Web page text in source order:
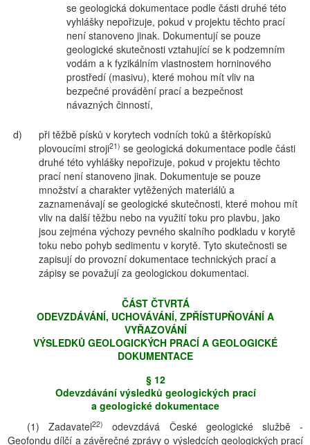
se geologická dokumentace podle části druhé této
vyhlášky nepořizuje, pokud v projektu těchto prací
není stanoveno jinak. Dokumentují se pouze
geologické skutečnosti vztahující se k podzemním
vodám a k fyzikálním vlastnostem horninového
prostředí (masivu), které mohou mít vliv na
bezpečné provádění prací a bezpečnost
návazných činností,
d)
při těžbě písků v korytech vodních toků a štěrkopísků
plovoucími stroji21) se geologická dokumentace podle části
druhé této vyhlášky nepořizuje, pokud v projektu těchto
prací není stanoveno jinak. Dokumentuje se pouze
množství a charakter vytěžených materiálů a
zaznamenávají se geologické skutečnosti, které mohou mít
vliv na další těžbu nebo na využití toku pro plavbu, jako
jsou zejména výchozy pevného skalního podkladu v korytě
toku nebo pohyb sedimentu v korytě. Tyto skutečnosti se
zapisují do provozní dokumentace technických prací a
zápisy se považují za geologickou dokumentaci.
ČÁST ČTVRTÁ
ODEVZDÁVÁNĺ, UCHOVÁVÁNĺ, ZPŘĺSTUPŇOVÁNĺ A
VYŘAZOVÁNĺ
VÝSLEDKŮ GEOLOGICKÝCH PRACĺ A GEOLOGICKÉ
DOKUMENTACE
§ 12
Odevzdávání výsledků geologických prací
a geologické dokumentace
(1) Zadavatel22)
odevzdává České geologické službě -
Geofondu dílčí a závěrečné zprávy o výsledcích geologických prací